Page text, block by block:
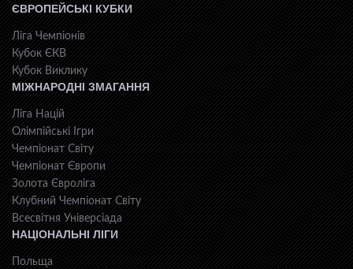
ЄВРОПЕЙСЬКІ КУБКИ
Ліга Чемпіонів
Кубок ЄКВ
Кубок Виклику
МІЖНАРОДНІ ЗМАГАННЯ
Ліга Націй
Олімпійські Ігри
Чемпіонат Світу
Чемпіонат Європи
Золота Євроліга
Клубний Чемпіонат Світу
Всесвiтня Унiверсiaда
НАЦІОНАЛЬНІ ЛІГИ
Польща